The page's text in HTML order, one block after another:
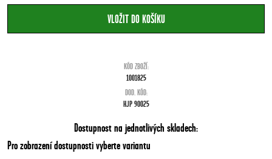
KÓD ZBOŽÍ:
1001825
DOD. KÓD:
HJP 90025
Dostupnost na jednotlivých skladech:
Pro zobrazení dostupnosti vyberte variantu